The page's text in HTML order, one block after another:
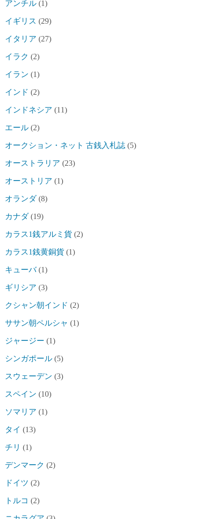
アンチル (1)
イギリス (29)
イタリア (27)
イラク (2)
イラン (1)
インド (2)
インドネシア (11)
エール (2)
オークション・ネット 古銭入札誌 (5)
オーストラリア (23)
オーストリア (1)
オランダ(8)
カナダ(19)
カラス1銭アルミ貨 (2)
カラス1銭黄銅貨 (1)
キューバ(1)
ギリシア (3)
クシャン朝インド (2)
ササン朝ペルシャ (1)
ジャージー (1)
シンガポール (5)
スウェーデン (3)
スペイン (10)
ソマリア (1)
タイ (13)
チリ (1)
デンマーク (2)
ドイツ (2)
トルコ (2)